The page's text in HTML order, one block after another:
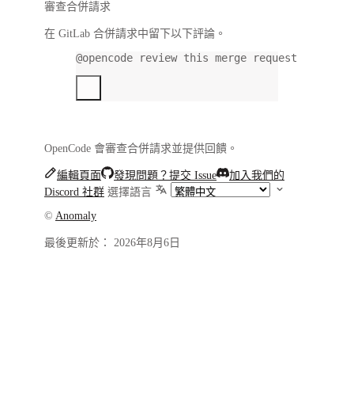
審查合併請求
在 GitLab 合併請求中留下以下評論。
@opencode review this merge request
OpenCode 會審查合併請求並提供回饋。
編輯頁面 發現問題？提交 Issue
加入我們的
Discord 社群 選擇語言
© Anomaly
最後更新於： 2026年8月6日